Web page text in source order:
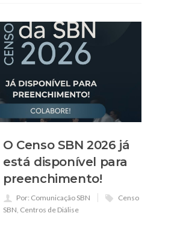
O Censo SBN 2026 já
está disponível para
preenchimento!
Por: Comunicação SBN
Censo
SBN Centros de Diálise